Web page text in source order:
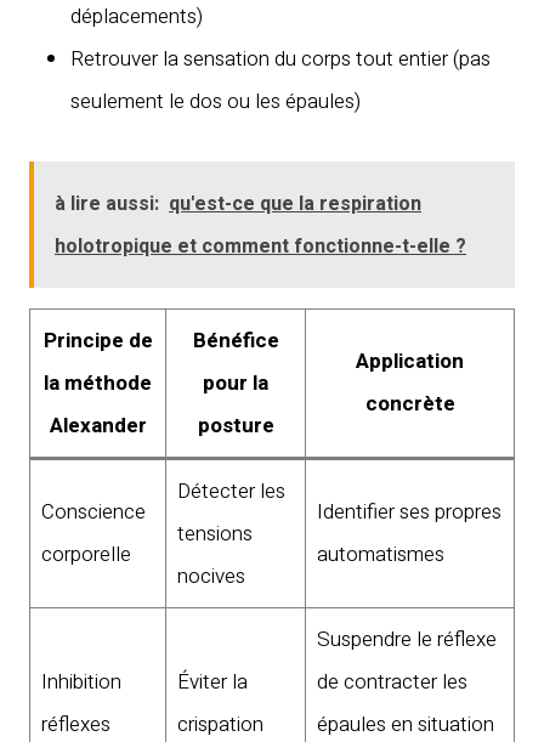
déplacements)
Retrouver la sensation du corps tout entier (pas
seulement le dos ou les épaules)
à lire aussi: qu'est-ce que la respiration
holotropique et comment fonctionne-t-elle ?
Principe de
la méthode
Alexander
Bénéfice
pour la
posture
Application
concrète
Conscience
corporelle
Détecter les
tensions
nocives
Identifier ses propres
automatismes
Inhibition
réflexes
Éviter la
crispation
Suspendre le réflexe
de contracter les
épaules en situation